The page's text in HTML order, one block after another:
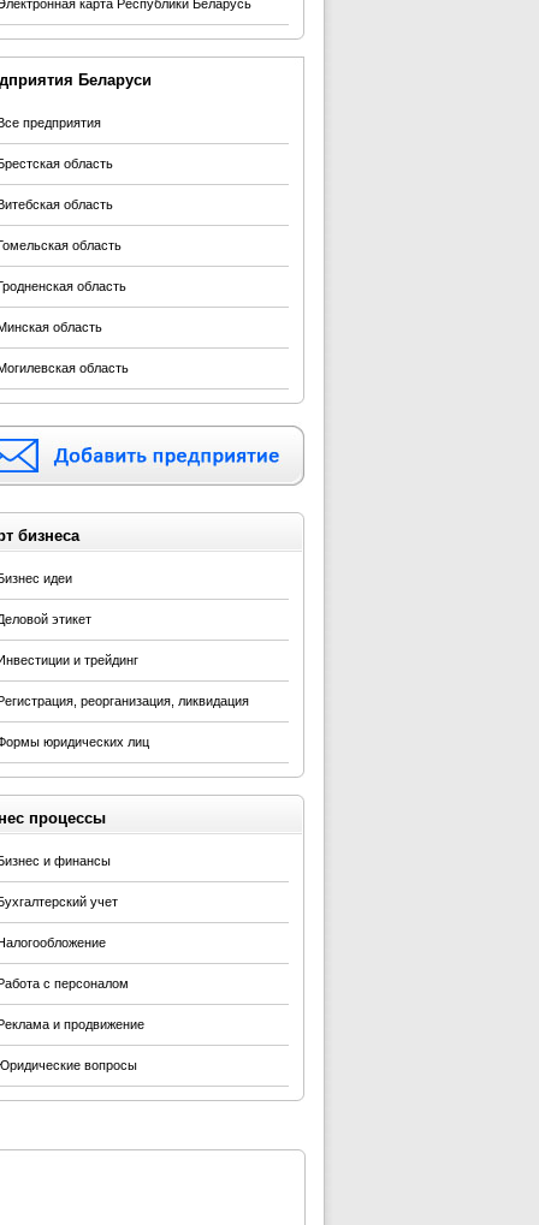
карта Республики Беларусь
Беларуси
предприятия
область
область
область
область
область
область
бизнеса
идеи
этикет
и трейдинг
реорганизация, ликвидация
юридических лиц
процессы
и финансы
учет
с персоналом
и продвижение
вопросы